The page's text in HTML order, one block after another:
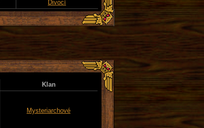
Divocí
Klan
Mysteriarchové